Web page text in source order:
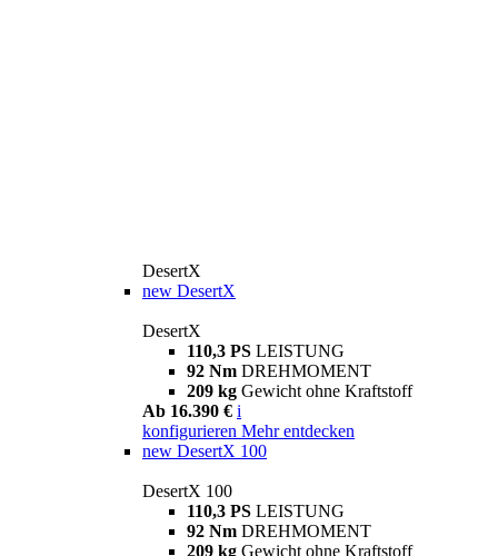
DesertX
new DesertX
DesertX
110,3 PS LEISTUNG
92 Nm DREHMOMENT
209 kg Gewicht ohne Kraftstoff
Ab 16.390 € i
konfigurieren Mehr entdecken
new DesertX 100
DesertX 100
110,3 PS LEISTUNG
92 Nm DREHMOMENT
209 kg Gewicht ohne Kraftstoff